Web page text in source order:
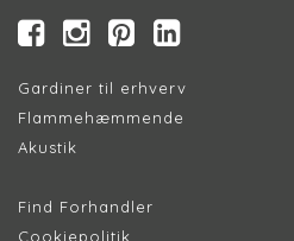
Gardiner til erhverv
Flammehæmmende
Akustik
Find Forhandler
Cookiepolitik